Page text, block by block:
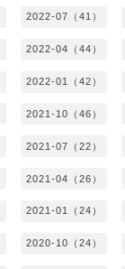
2022-07（41）
2022-04（44）
2022-01（42）
2021-10（46）
2021-07（22）
2021-04（26）
2021-01（24）
2020-10（24）